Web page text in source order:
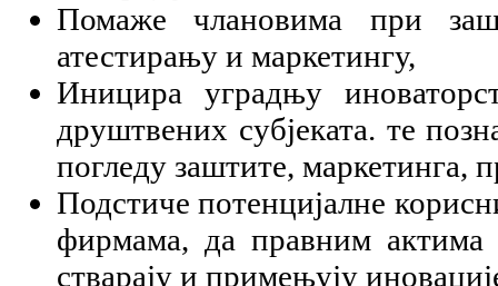
Помаже члановима при
атестирању и маркетингу,
Иницира уградњу
друштвених субјеката. те
погледу заштите, маркетинга,
Подстиче потенцијалне
фирмама, да правним актима
стварају и примењују